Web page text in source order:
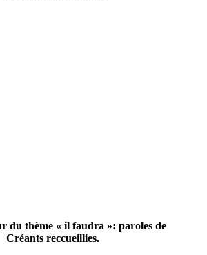
du thème « il faudra »: paroles de
Créants reccueillies.